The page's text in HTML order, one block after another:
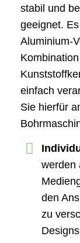
stabil und
geeignet.
Aluminium-
einfach
Sie hierfür
werden
den
zu